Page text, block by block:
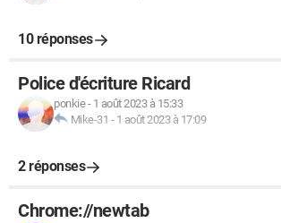
10 réponses
Police d'écriture Ricard
ponkie- 1 août 2023 à 15:33
Mike-31 - 1 août 2023 à 17:09
2 réponses
Chrome://newtab